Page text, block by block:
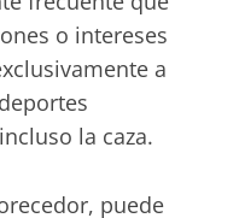
o intereses
a
la caza.
puede